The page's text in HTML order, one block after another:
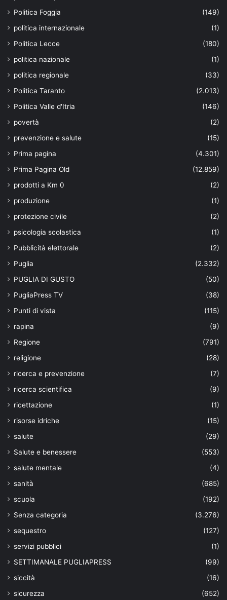
Politica Foggia
(149)
politica internazionale
(1)
Politica Lecce
(180)
politica nazionale
(1)
politica regionale
(33)
Politica Taranto
(2.013)
Politica Valle d'Itria
(146)
povertà
(2)
prevenzione e salute
(15)
Prima pagina
(4.301)
Prima Pagina Old
(12.859)
prodotti a Km 0
(2)
produzione
(1)
protezione civile
(2)
psicologia scolastica
(1)
Pubblicità elettorale
(2)
Puglia
(2.332)
PUGLIA DI GUSTO
(50)
PugliaPress TV
(38)
Punti di vista
(115)
rapina
(9)
Regione
(791)
religione
(28)
ricerca e prevenzione
(7)
ricerca scientifica
(9)
ricettazione
(1)
risorse idriche
(15)
salute
(29)
Salute e benessere
(553)
salute mentale
(4)
sanità
(685)
scuola
(192)
Senza categoria
(3.276)
sequestro
(127)
servizi pubblici
(1)
SETTIMANALE PUGLIAPRESS
(99)
siccità
(16)
sicurezza
(652)